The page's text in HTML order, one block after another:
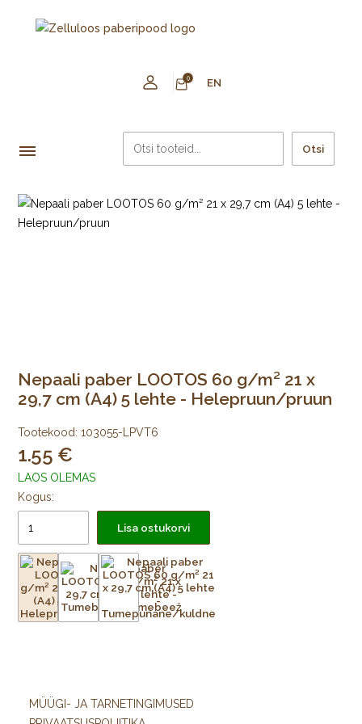
0 EN
Otsi
Nepaali paber LOOTOS 60 g/m² 21 x
29,7 cm (A4) 5 lehte - Helepruun/pruun
Tootekood: 103055-LPVT6
1.55
LAOS OLEMAS
Kogus:
Lisa ostukorvi
MÜÜGI- JA TARNETINGIMUSED